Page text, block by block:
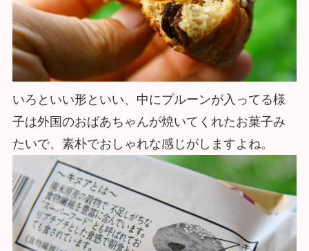
いろといい形といい、中にプルーンが入ってる様
子は外国のおばあちゃんが焼いてくれたお菓子み
たいで、素朴でおしゃれな感じがしますよね。